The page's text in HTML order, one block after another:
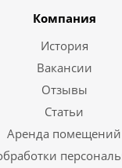
Компания
История
Вакансии
Отзывы
Статьи
Аренда помещений